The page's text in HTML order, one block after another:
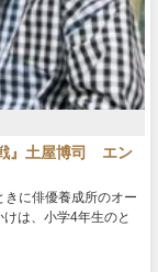
』土屋博司 エン
に俳優養成所のオー
は、小学4年生のと